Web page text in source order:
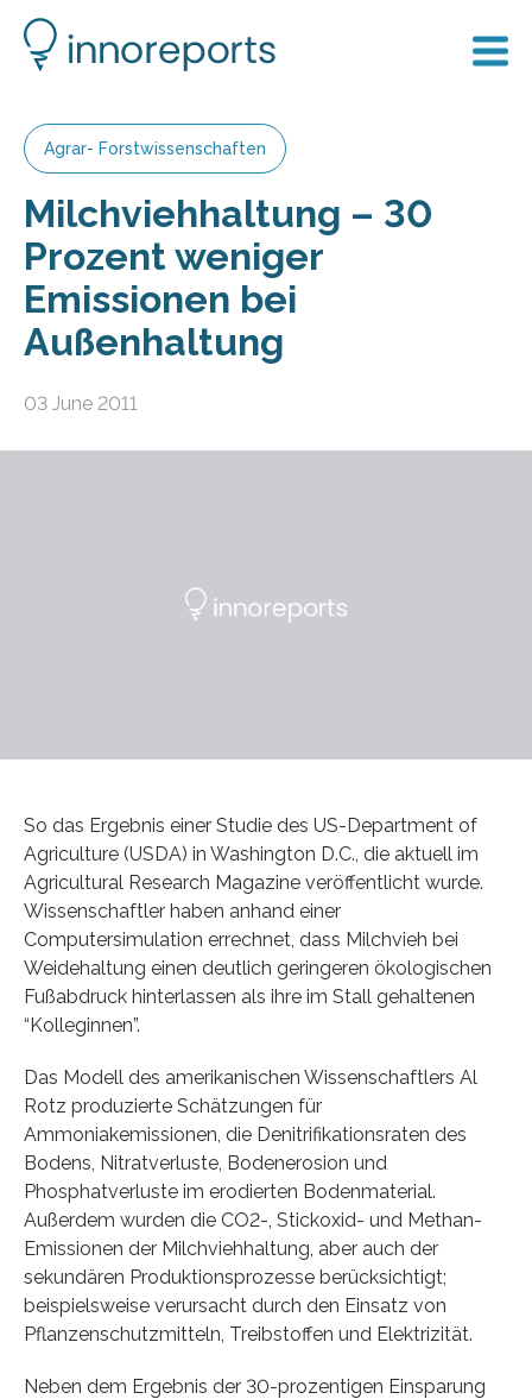
Agrar- Forstwissenschaften
Milchviehhaltung – 30
Prozent weniger
Emissionen bei
Außenhaltung
03 June 2011
So das Ergebnis einer Studie des US-Department of
Agriculture (USDA) in Washington D.C., die aktuell im
Agricultural Research Magazine veröffentlicht wurde.
Wissenschaftler haben anhand einer
Computersimulation errechnet, dass Milchvieh bei
Weidehaltung einen deutlich geringeren ökologischen
Fußabdruck hinterlassen als ihre im Stall gehaltenen
“Kolleginnen”.
Das Modell des amerikanischen Wissenschaftlers Al
Rotz produzierte Schätzungen für
Ammoniakemissionen, die Denitrifikationsraten des
Bodens, Nitratverluste, Bodenerosion und
Phosphatverluste im erodierten Bodenmaterial.
Außerdem wurden die CO2-, Stickoxid- und Methan-
Emissionen der Milchviehhaltung, aber auch der
sekundären Produktionsprozesse berücksichtigt;
beispielsweise verursacht durch den Einsatz von
Pflanzenschutzmitteln, Treibstoffen und Elektrizität.
Neben dem Ergebnis der 30-prozentigen Einsparung